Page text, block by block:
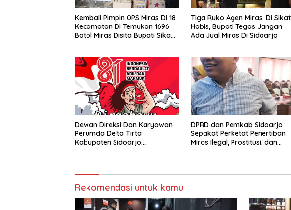
Kembali Pimpin 0PS Miras Di 18
Kecamatan Di Temukan 1696
Botol Miras Disita Bupati Sikap
Tiga Ruko Agen Miras. Di Sikat
Habis, Bupati Tegas Jangan
Ada Jual Miras Di Sidoarjo
Dewan Direksi Dan Karyawan
Perumda Delta Tirta
Kabupaten Sidoarjo.
Tahun 2026
DPRD dan Pemkab Sidoarjo
Sepakat Perketat Penertiban
Miras Ilegal, Prostitusi, dan
Rekomendasi untuk kamu